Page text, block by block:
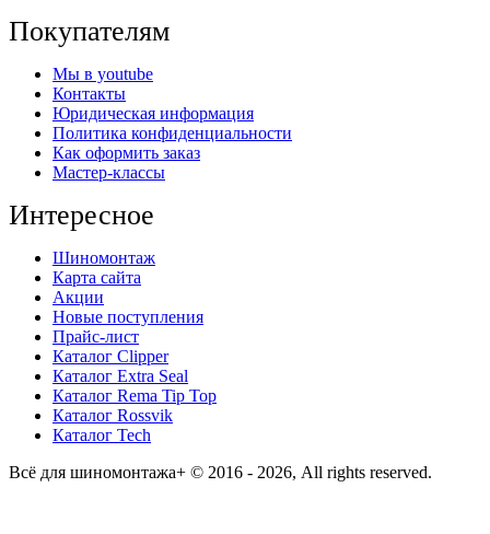
Покупателям
Мы в youtube
Контакты
Юридическая информация
Политика конфиденциальности
Как оформить заказ
Мастер-классы
Интересное
Шиномонтаж
Карта сайта
Акции
Новые поступления
Прайс-лист
Каталог Clipper
Каталог Extra Seal
Каталог Rema Tip Top
Каталог Rossvik
Каталог Tech
Всё для шиномонтажа+ © 2016 - 2026, All rights reserved.